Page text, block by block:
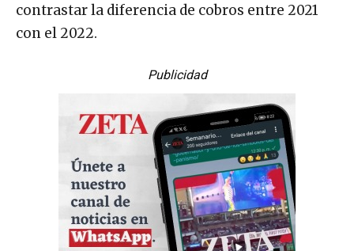
contrastar la diferencia de cobros entre 2021
con el 2022.
Publicidad